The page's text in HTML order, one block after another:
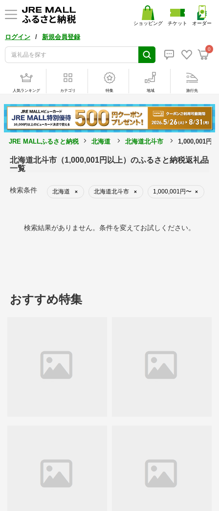
ログイン / 新規会員登録
0
ショッピング チケット オーダー
人気ランキング カテゴリ 特集 地域 旅行先
JRE MALLふるさと納税 北海道 北海道北斗市 1,000,001円
北海道北斗市（1,000,001円以上）のふるさと納税返礼品
一覧
検索条件 北海道 × 北海道北斗市 × 1,000,001円〜 ×
検索結果がありません。条件を変えてお試しください。
おすすめ特集